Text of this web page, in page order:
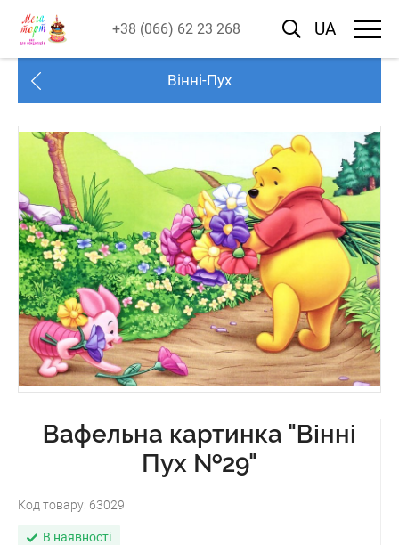
+38 (066) 62 23 268 UA
Вінні-Пух
Вафельна картинка "Вінні
Пух №29"
Код товару: 63029
В наявності